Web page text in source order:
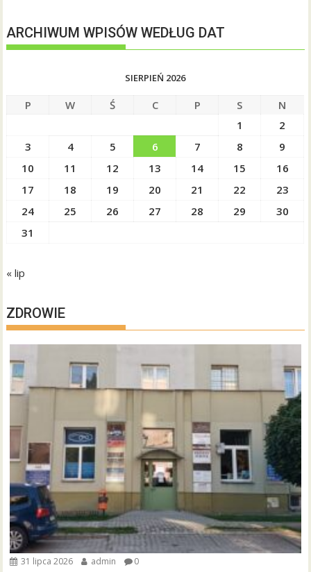
ARCHIWUM WPISÓW WEDŁUG DAT
SIERPIEŃ 2026
P W Ś C P S
N
1
2
3
4 5 6 7 8
9
10
11 12 13 14 15
16
17
18 19 20 21 22
23
24
25 26 27 28 29
30
31
« lip
ZDROWIE
31 lipca 2026 admin 0